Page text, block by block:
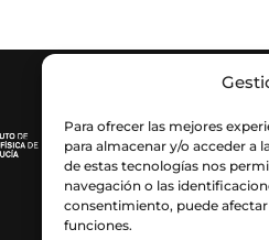
Para ofrecer las mejores
para almacenar y/o acceder a
de estas tecnologías nos
navegación o las
consentimiento, puede
funciones.